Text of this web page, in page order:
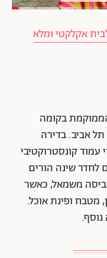
אקלקטי ומלא
בשטח 55 מ"ר הממוקמת בקומה
תל אביב. בדירה
קונסטרוקטיבי
לחדר שינה הורים
משמאל, כאשר
מטבח ופינת אוכל.